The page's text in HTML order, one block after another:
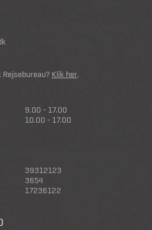
Klik her.
9.00 - 17.00
10.00 - 17.00
39312123
3654
17236122